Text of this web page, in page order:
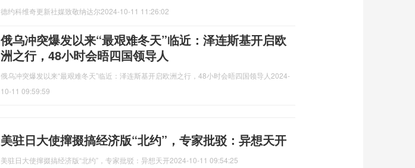
德约科维奇更新社媒致敬纳达尔2024-10-11 11:26:02
俄乌冲突爆发以来“最艰难冬天”临近：泽连斯基开启欧
洲之行，48小时会晤四国领导人
俄乌冲突爆发以来“最艰难冬天”临近：泽连斯基开启欧洲之行，48小时会晤四国领导人 2024-
10-11 09:59:59
美驻日大使撺掇搞经济版“北约”，专家批驳：异想天开
美驻日大使撺掇搞经济版“北约”，专家批驳：异想天开2024-10-11 09:54:25